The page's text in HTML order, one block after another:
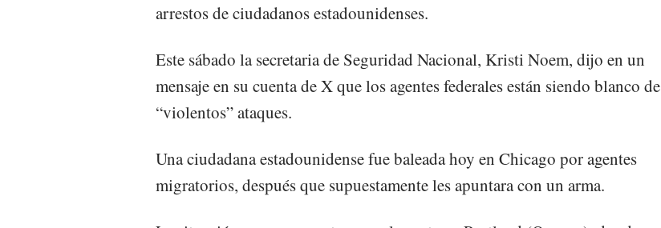
arrestos de ciudadanos estadounidenses.
Este sábado la secretaria de Seguridad Nacional, Kristi Noem, dijo en un
mensaje en su cuenta de X que los agentes federales están siendo blanco de
“violentos” ataques.
Una ciudadana estadounidense fue baleada hoy en Chicago por agentes
migratorios, después que supuestamente les apuntara con un arma.